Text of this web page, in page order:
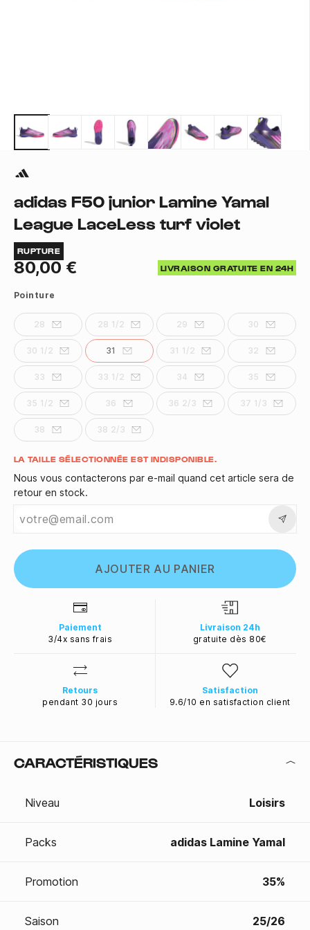
adidas F50 junior Lamine Yamal
League LaceLess turf violet
RUPTURE
80,00 € LIVRAISON GRATUITE EN 24H
Pointure
28 28 1/2 29 30
30 1/2 31 31 1/2 32
33 33 1/2 34 35
35 1/2 36 36 2/3 37 1/3
38 38 2/3
Quantité
LA TAILLE SÉLECTIONNÉE EST INDISPONIBLE.
Nous vous contacterons par e-mail quand cet article sera de
retour en stock.
AJOUTER AU PANIER
Paiement
3/4x sans frais
Livraison 24h
gratuite dès 80€
Retours
pendant 30 jours
Satisfaction
9.6/10 en satisfaction client
CARACTÉRISTIQUES
Niveau Loisirs
Packs adidas Lamine Yamal
Promotion 35%
Saison 25/26